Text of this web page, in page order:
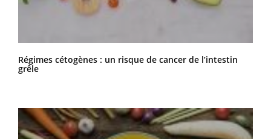
Régimes cétogènes : un risque de cancer de l’intestin
grêle